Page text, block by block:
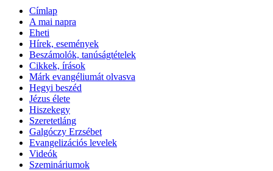
Címlap
A mai napra
Eheti
Hírek, események
Beszámolók, tanúságtételek
Cikkek, írások
Márk evangéliumát olvasva
Hegyi beszéd
Jézus élete
Hiszekegy
Szeretetláng
Galgóczy Erzsébet
Evangelizációs levelek
Videók
Szemináriumok